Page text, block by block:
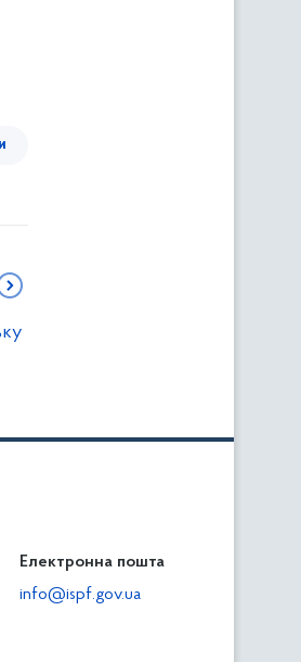
Електронна пошта
info@ispf.gov.ua